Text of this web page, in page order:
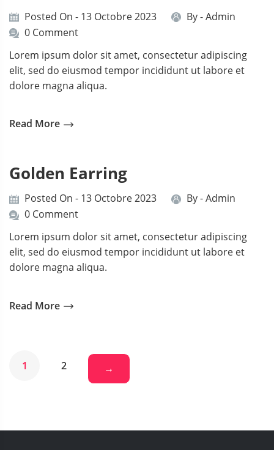
Posted On - 13 Octobre 2023 By -Admin
0 Comment
Lorem ipsum dolor sit amet, consectetur adipiscing
elit, sed do eiusmod tempor incididunt ut labore et
dolore magna aliqua.
Read More
Golden Earring
Posted On - 13 Octobre 2023 By -Admin
0 Comment
Lorem ipsum dolor sit amet, consectetur adipiscing
elit, sed do eiusmod tempor incididunt ut labore et
dolore magna aliqua.
Read More
1 2 →